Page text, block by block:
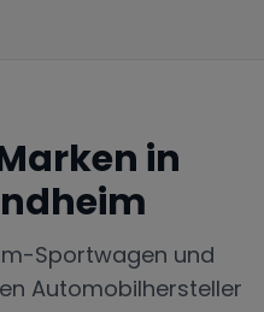
in
Sportwagen und
Automobilhersteller